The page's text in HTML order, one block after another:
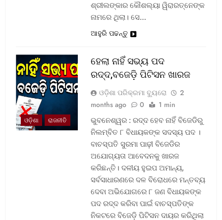
ଶ୍ରୀଲଙ୍କାର କୌଶଲ୍ୟା ୱିରାରତ୍ନେଙ୍କ
ନାମରେ ଥିଲା। ସେ…
ଆହୁରି ପଢନ୍ତୁ
ଓଡ଼ିଶା ରାଜନୀତି
ହେଲା ନାହିଁ ସଭ୍ୟ ପଦ
ରଦ୍ଦ,ବଜେଡ଼ି ପିଟିସନ ଖାରଜ
ଓଡ଼ିଶା ପରିକ୍ରମା ବ୍ୟୁରୋ
2
months ago
0 1 min
ଭୁବନେଶ୍ୱର : ରଦ୍ଦ ହେବ ନାହିଁ ବିଜେଡିରୁ
ନିଲମ୍ବିତ ୮ ବିଧାୟକଙ୍କ ସଦସ୍ୟ ପଦ ।
ବାଚସ୍ପତି ସୁରମା ପାଢ଼ୀ ବିଜେଡିର
ଅଯୋଗ୍ୟତା ଆବେଦନକୁ ଖାରଜ
କରିଛନ୍ତି। ଦଳୀୟ ହୁଇପ ଅମାନ୍ୟ,
ସର୍ବସାଧାରଣରେ ଦଳ ବିରୋଧରେ ମନ୍ତବ୍ୟ
ଦେବା ଅଭିଯୋଗରେ ୮ ଜଣ ବିଧାୟକଙ୍କ
ପଦ ରଦ୍ଦ କରିବା ପାଇଁ ବାଚସ୍ପତିଙ୍କ
ନିକଟରେ ବିଜେଡ଼ି ପିଟିସନ ଦାୟର କରିଥିଲା